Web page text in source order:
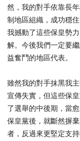
然，我的對手依靠長
制地區組織，成功穩
我撼動了這些保皇勢
解。今後我們一定要
益奮鬥的地區代表。
雖然我的對手抹黑我
宣傳失實，但這些保
了選舉的中後期，當
保皇黨後，就斷然摒
者，反過來更堅定支